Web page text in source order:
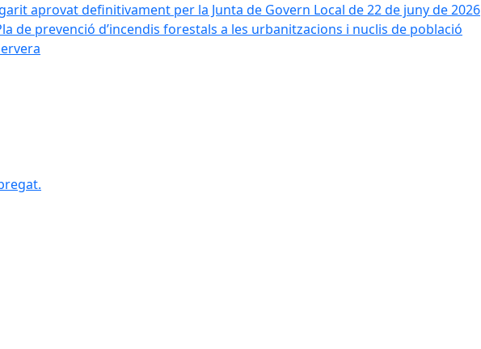
aprovat definitivament per la Junta de Govern Local de 22 de juny de 2026
de prevenció d’incendis forestals a les urbanitzacions i nuclis de població